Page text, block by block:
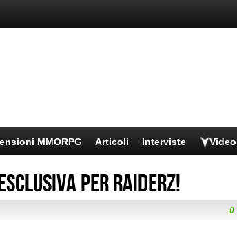
MMORPG Articoli Interviste Video
per RaiderZ!
0